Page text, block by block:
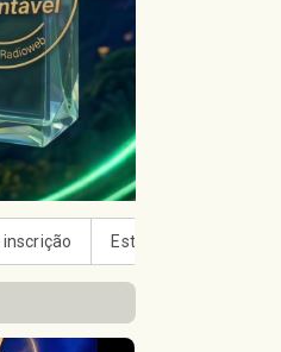
casos de sarampo; 16 não se